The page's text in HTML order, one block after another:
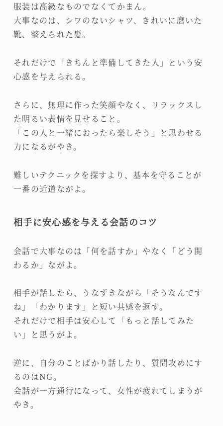
服装は高級なものでなくてかまん。
大事なのは、シワのないシャツ、きれいに磨いた
靴、整えられた髪。
それだけで「きちんと準備してきた人」という安
心感を与えられる。
さらに、無理に作った笑顔やなく、リラックスし
た明るい表情を見せること。
「この人と一緒におったら楽しそう」と思わせる
力になるがやき。
難しいテクニックを探すより、基本を守ることが
一番の近道ながよ。
相手に安心感を与える会話のコツ
会話で大事なのは「何を話すか」やなく「どう関
わるか」ながよ。
相手が話したら、うなずきながら「そうなんです
ね」「わかります」と短い共感を返す。
それだけで相手は安心して「もっと話してみた
い」と思うがよ。
逆に、自分のことばかり話したり、質問攻めにす
るのはNG。
会話が一方通行になって、女性が疲れてしまうが
やき。